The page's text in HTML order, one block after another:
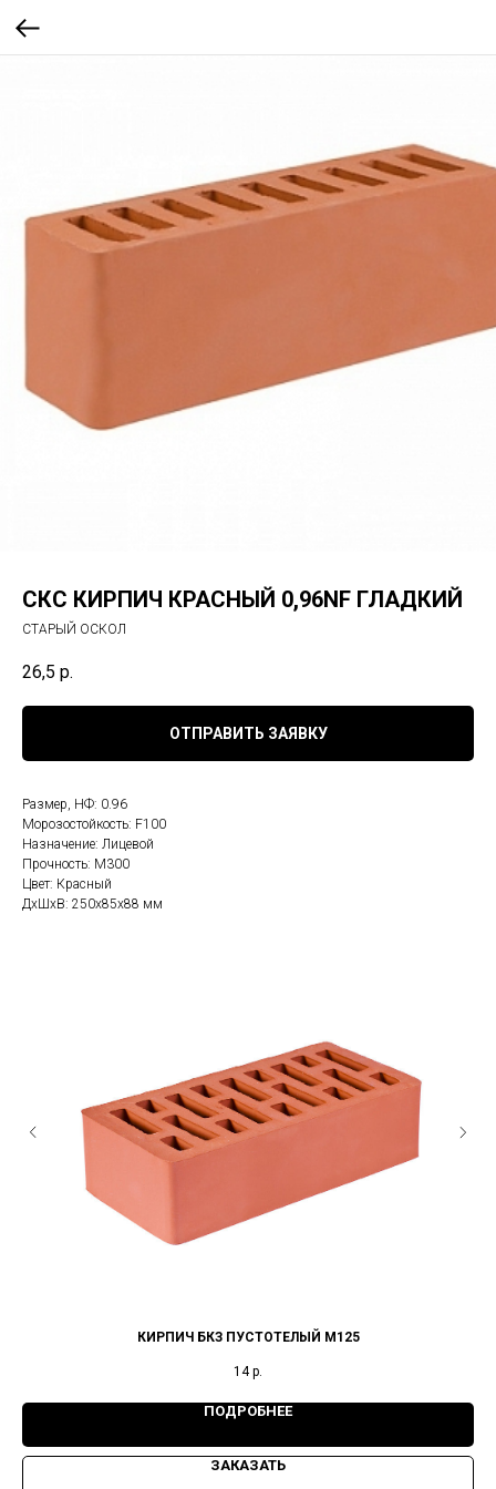
СКС КИРПИЧ КРАСНЫЙ 0,96NF ГЛАДКИЙ
СТАРЫЙ ОСКОЛ
26,5 р.
ОТПРАВИТЬ ЗАЯВКУ
Размер, НФ: 0.96
Морозостойкость: F100
Назначение: Лицевой
Прочность: М300
Цвет: Красный
ДxШxВ: 250x85x88 мм
КИРПИЧ БКЗ ПУСТОТЕЛЫЙ М125
14 р.
ПОДРОБНЕЕ
ЗАКАЗАТЬ